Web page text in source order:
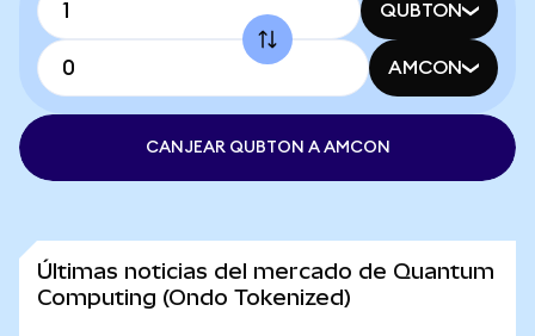
QUBTON
AMCON
CANJEAR QUBTON A AMCON
Últimas noticias del mercado de Quantum
Computing (Ondo Tokenized)